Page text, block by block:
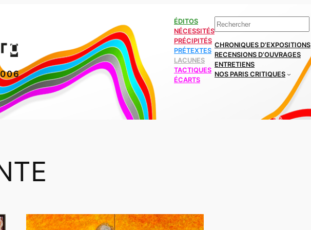
ÉDITOS
NÉCESSITÉS
PRÉCIPITÉS
PRÉTEXTES
LACUNES
TACTIQUES
ÉCARTS
Rechercher
CHRONIQUES D’EXPOSITIONS
RECENSIONS D’OUVRAGES
ENTRETIENS
NOS PARIS CRITIQUES